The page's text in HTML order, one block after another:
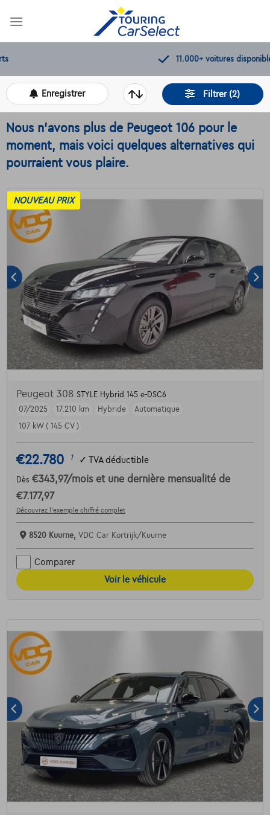
voitures disponibles
Filtrer (2)
Enregistrer
Nous n'avons plus de Peugeot 106 pour le
moment, mais voici quelques alternatives qui
pourraient vous plaire.
NOUVEAU PRIX
Peugeot 308 STYLE Hybrid 145 e-DSC6
07/2025
17.210 km Hybride
Automatique
107 kW ( 145 CV )
€22.780 1 ✓ TVA déductible
Dès €343,97/mois et une dernière mensualité de
€7.177,97
Découvrez l’exemple chiffré complet
8520 Kuurne, VDC Car Kortrijk/Kuurne
Comparer
Voir le véhicule